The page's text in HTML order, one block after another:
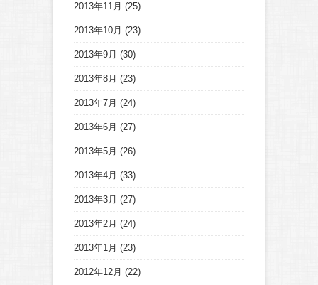
2013年11月 (25)
2013年10月 (23)
2013年9月 (30)
2013年8月 (23)
2013年7月 (24)
2013年6月 (27)
2013年5月 (26)
2013年4月 (33)
2013年3月 (27)
2013年2月 (24)
2013年1月 (23)
2012年12月 (22)